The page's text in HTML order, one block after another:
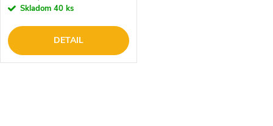
Skladom 40 ks
DETAIL